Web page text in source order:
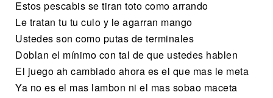
Estos pescabis se tiran toto como arrando
Le tratan tu tu culo y le agarran mango
Ustedes son como putas de terminales
Doblan el mínimo con tal de que ustedes hablen
El juego ah cambiado ahora es el que mas le meta
Ya no es el mas lambon ni el mas sobao maceta